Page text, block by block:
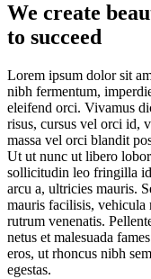
We create
to succeed
Lorem ipsum dolor sit
nibh fermentum,
eleifend orci. Vivamus
risus, cursus vel orci id,
massa vel orci blandit
Ut ut nunc ut libero
sollicitudin leo fringilla
arcu a, ultricies mauris.
mauris facilisis, vehicula
rutrum venenatis.
netus et malesuada
eros, ut rhoncus nibh
egestas.